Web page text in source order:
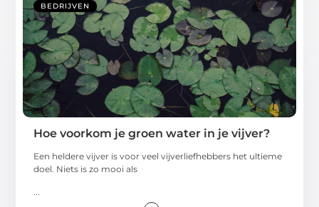
BEDRIJVEN
Hoe voorkom je groen water in je vijver?
Een heldere vijver is voor veel vijverliefhebbers het ultieme
doel. Niets is zo mooi als
...